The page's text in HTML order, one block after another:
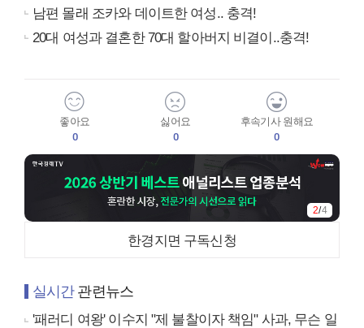
남편 몰래 조카와 데이트한 여성.. 충격!
20대 여성과 결혼한 70대 할아버지 비결이..충격!
좋아요
0
싫어요
0
후속기사 원해요
0
2/4
한경지면 구독신청
실시간관련뉴스
'패러디 여왕' 이수지 "제 불찰이자 책임" 사과, 무슨 일